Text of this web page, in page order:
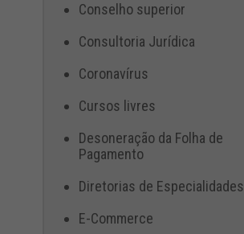
Conselho superior
Consultoria Jurídica
Coronavírus
Cursos livres
Desoneração da Folha de
Pagamento
Diretorias de Especialidades
E-Commerce